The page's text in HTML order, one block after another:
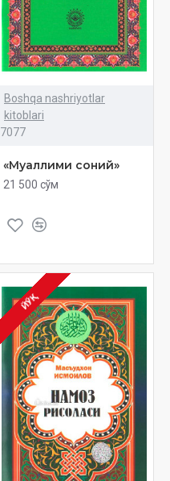
Boshqa nashriyotlar
kitoblari
7077
«Муаллими соний»
21 500 сўм
ЙЎҚ